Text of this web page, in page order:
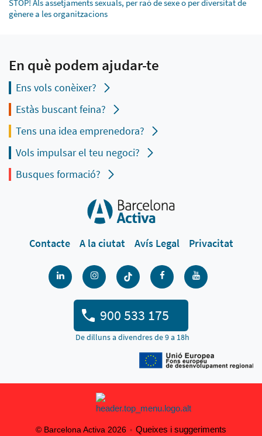
STOP! Als assetjaments sexuals, per raó de sexe o per diversitat de
gènere a les organitzacions
En què podem ajudar-te
Ens vols conèixer?
Estàs buscant feina?
Tens una idea emprenedora?
Vols impulsar el teu negoci?
Busques formació?
Contacte A la ciutat Avís Legal Privacitat
900 533 175
De dilluns a divendres de 9 a 18h
© Barcelona Activa 2026 Queixes i suggeriments